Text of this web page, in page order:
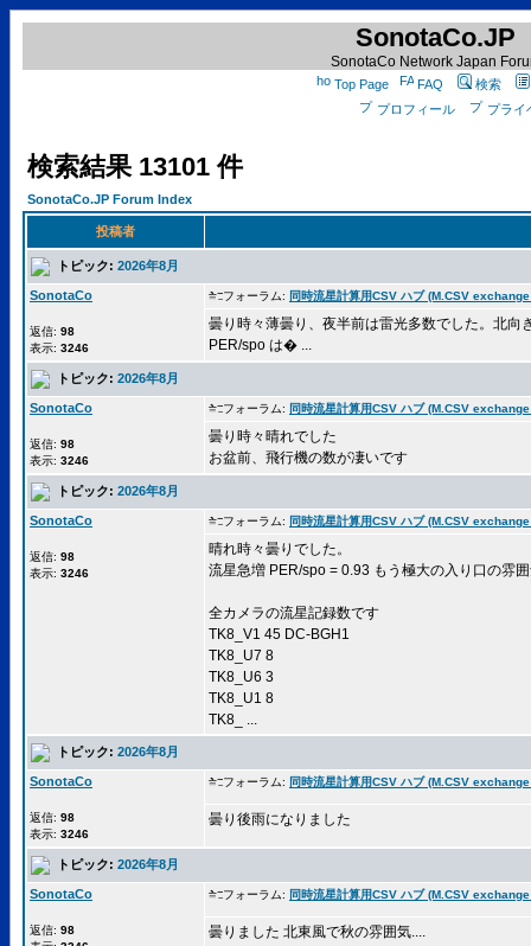
SonotaCo.JP
SonotaCo Network Japan
Top Page FAQ
検索
プロフィール
プライ
検索結果 13101 件
SonotaCo.JP Forum Index
投稿者
トピック: 2026年8月
SonotaCo
返信: 98
表示: 3246
フォーラム: 同時流星計算用CSV ハブ (M.CSV
曇り時々薄曇り、夜半前は雷光多数でした。北
PER/spo は� ...
トピック: 2026年8月
SonotaCo
返信: 98
表示: 3246
フォーラム: 同時流星計算用CSV ハブ (M.CSV
曇り時々晴れでした
お盆前、飛行機の数が凄いです
トピック: 2026年8月
SonotaCo
返信: 98
表示: 3246
フォーラム: 同時流星計算用CSV ハブ (M.CSV
晴れ時々曇りでした。
流星急増 PER/spo = 0.93 もう極大の入り口の雰
全カメラの流星記録数です
TK8_V1 45 DC-BGH1
TK8_U7 8
TK8_U6 3
TK8_U1 8
TK8_ ...
トピック: 2026年8月
SonotaCo
返信: 98
表示: 3246
フォーラム: 同時流星計算用CSV ハブ (M.CSV
曇り後雨になりました
トピック: 2026年8月
SonotaCo
返信: 98
フォーラム: 同時流星計算用CSV ハブ (M.CSV
曇りました 北東風で秋の雰囲気....